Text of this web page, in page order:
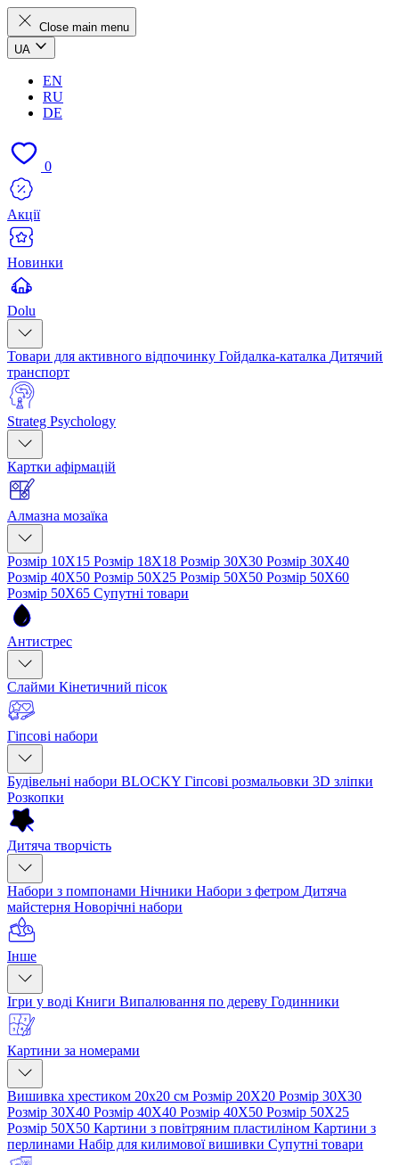
Close main menu
UA
EN
RU
DE
0
Акції
Новинки
Dolu
Товари для активного відпочинку Гойдалка-каталка Дитячий
транспорт
Strateg Psychology
Картки афірмацій
Алмазна мозаїка
Розмір 10Х15 Розмір 18Х18 Розмір 30Х30 Розмір 30Х40
Розмір 40Х50 Розмір 50Х25 Розмір 50Х50 Розмір 50Х60
Розмір 50Х65 Супутні товари
Антистрес
Слайми Кінетичний пісок
Гіпсові набори
Будівельні набори BLOCKY Гіпсові розмальовки 3D зліпки
Розкопки
Дитяча творчість
Набори з помпонами Нічники Набори з фетром Дитяча
майстерня Новорічні набори
Інше
Ігри у воді Книги Випалювання по дереву Годинники
Картини за номерами
Вишивка хрестиком 20х20 см Розмір 20Х20 Розмір 30Х30
Розмір 30Х40 Розмір 40Х40 Розмір 40Х50 Розмір 50Х25
Розмір 50Х50 Картини з повітряним пластиліном Картини з
перлинами Набір для килимової вишивки Супутні товари